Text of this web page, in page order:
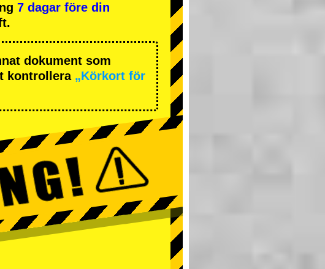
7 dagar före din
dokument som
kontrollera „Körkort för